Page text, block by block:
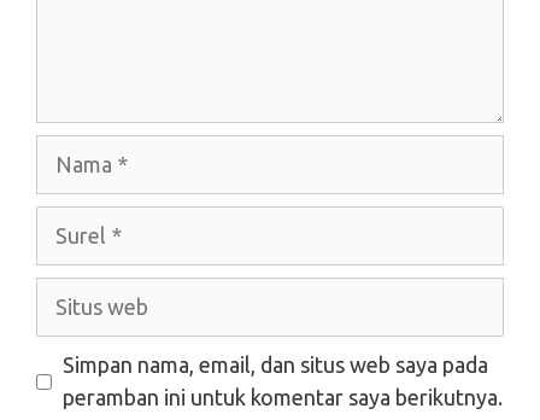
Situs
Simpan nama, email, dan situs web saya pada
peramban ini untuk komentar saya berikutnya.